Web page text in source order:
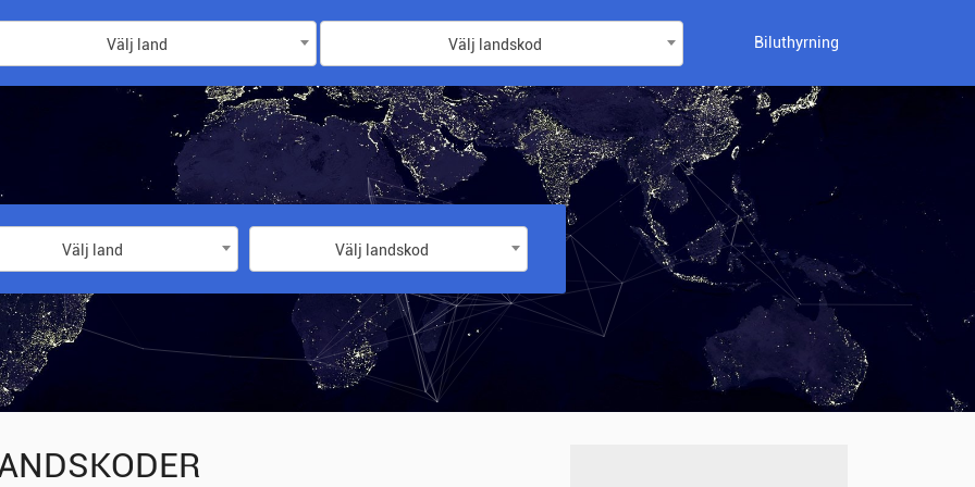
Välj land Välj landskod Biluthyrning
Välj land Välj landskod